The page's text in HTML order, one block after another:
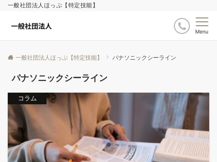
一般社団法人ほっぷ【特定技能】
Menu
一般社団法人ほっぷ【特定技能】 パナソニックシーライン
パナソニックシーライン
コラム